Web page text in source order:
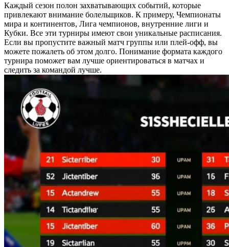
Каждый сезон полон захватывающих событий, которые
привлекают внимание болельщиков. К примеру, Чемпионаты
мира и континентов, Лига чемпионов, внутренние лиги и
Кубки. Все эти турниры имеют свои уникальные расписания.
Если вы пропустите важный матч группы или плей-офф, вы
можете пожалеть об этом долго. Понимание формата каждого
турнира поможет вам лучше ориентироваться в матчах и
следить за командой лучше.